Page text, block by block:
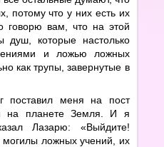
потому что у них есть их
говорю вам, что на этой
душ, которые настолько
и ложью ложных
как трупы, завернутые в
поставил меня на пост
на планете Земля. И я
Лазарю: «Выйдите!
ложных учений, их